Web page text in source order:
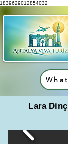
1839629012854032
Lara